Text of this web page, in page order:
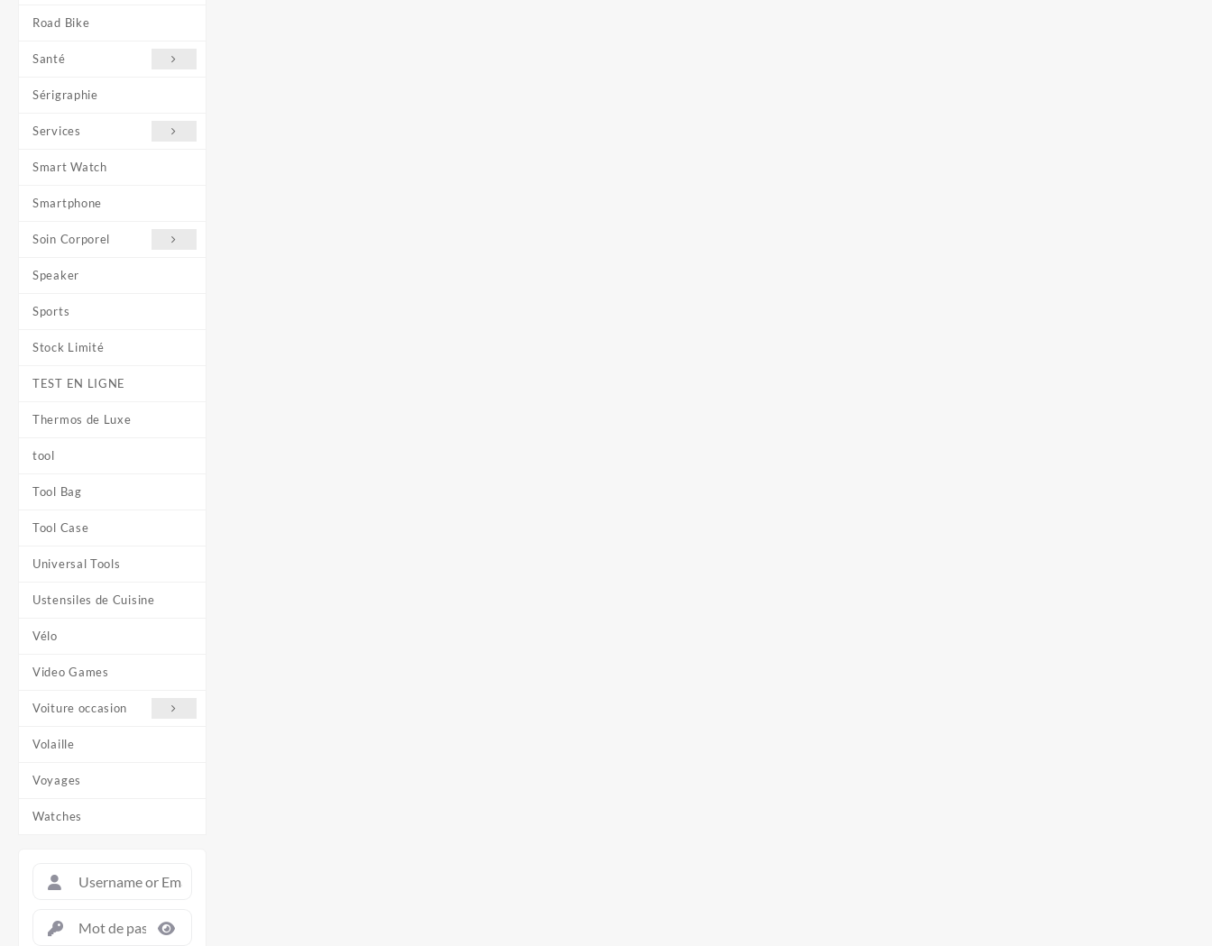
Road Bike
Santé
Sérigraphie
Services
Smart Watch
Smartphone
Soin Corporel
Speaker
Sports
Stock Limité
TEST EN LIGNE
Thermos de Luxe
tool
Tool Bag
Tool Case
Universal Tools
Ustensiles de Cuisine
Vélo
Video Games
Voiture occasion
Volaille
Voyages
Watches